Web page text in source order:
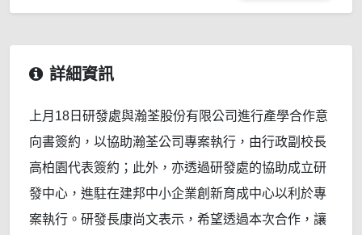
詳細資訊
上月18日研發處與瀚荃股份有限公司進行產學合作意
向書簽約，以協助瀚荃公司專案執行，由行政副校長
高柏園代表簽約；此外，亦透過研發處的協助成立研
發中心，進駐在建邦中小企業創新育成中心以利於專
案執行。研發長康尚文表示，希望透過本次合作，讓